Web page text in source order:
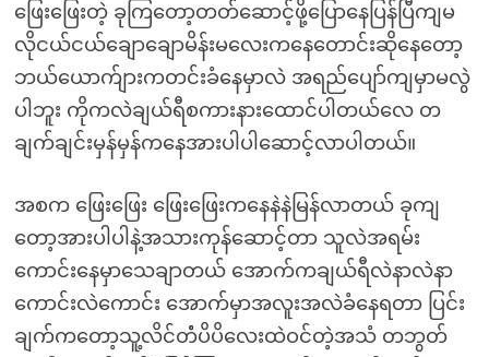
ဖြေးဖြေးတဲ့ ခုကြတော့တတ်ဆောင့်ဖို့ပြောနေပြန်ပြီကျမ
လိုငယ်ငယ်ချောချောမိန်းမလေးကနေတောင်းဆိုနေတော့
ဘယ်ယောက်ျားကတင်းခံနေမှာလဲ အရည်ပျော်ကျမှာမလွဲ
ပါဘူး ကိုကလဲချယ်ရီစကားနားထောင်ပါတယ်လေ တ
ချက်ချင်းမှန်မှန်ကနေအားပါပါဆောင့်လာပါတယ်။
အစက ဖြေးဖြေး ဖြေးဖြေးကနေနဲနဲမြန်လာတယ် ခုကျ
တော့အားပါပါနဲ့အသားကုန်ဆောင့်တာ သူလဲအရမ်း
ကောင်းနေမှာသေချာတယ် အောက်ကချယ်ရီလဲနာလဲနာ
ကောင်းလဲကောင်း အောက်မှာအလူးအလဲခံနေရတာ ပြင်း
ချက်ကတော့သူ့လိင်တံံပိပိလေးထဲဝင်တဲ့အသံ တဘွတ်